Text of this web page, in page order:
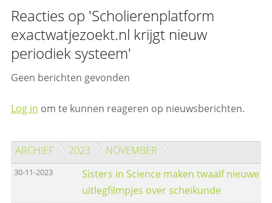
Reacties op 'Scholierenplatform
exactwatjezoekt.nl krijgt nieuw
periodiek systeem'
Geen berichten gevonden
Log in om te kunnen reageren op nieuwsberichten.
ARCHIEF 2023 NOVEMBER
30-11-2023
Sisters in Science maken twaalf nieuwe
uitlegfilmpjes over scheikunde